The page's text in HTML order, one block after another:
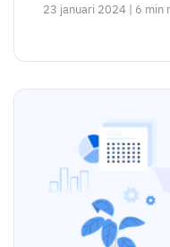
23 januari 2024 | 6 min